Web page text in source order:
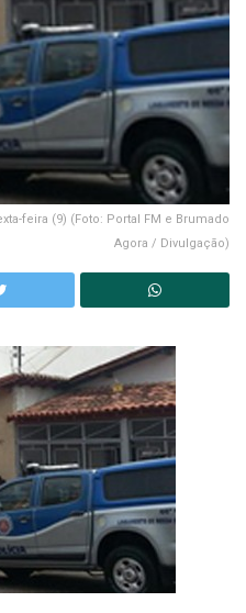
feira (9) (Foto: Portal FM e Brumado
Agora / Divulgação)